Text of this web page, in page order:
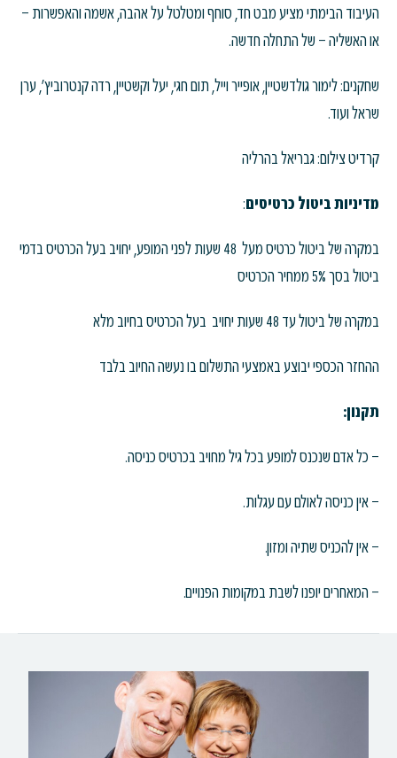
העיבוד הבימתי מציע מבט חד, סוחף ומטלטל על אהבה, אשמה והאפשרות –
או האשליה – של התחלה חדשה.
שחקנים: לימור גולדשטיין, אופייר וייל, תום חגי, יעל וקשטיין, רדה קנטרוביץ', ערן
שראל ועוד.
קרדיט צילום: גבריאל בהרליה
מדיניות ביטול כרטיסים:
במקרה של ביטול כרטיס מעל 48 שעות לפני המופע, יחויב בעל הכרטיס בדמי
ביטול בסך 5% ממחיר הכרטיס
במקרה של ביטול עד 48 שעות יחויב בעל הכרטיס בחיוב מלא
ההחזר הכספי יבוצע באמצעי התשלום בו נעשה החיוב בלבד
תקנון:
– כל אדם שנכנס למופע בכל גיל מחויב בכרטיס כניסה.
– אין כניסה לאולם עם עגלות.
– אין להכניס שתיה ומזון.
– המאחרים יופנו לשבת במקומות הפנויים.